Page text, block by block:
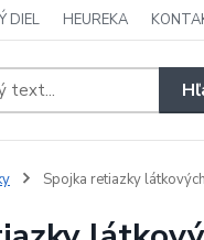
DIEL HEUREKA
Spojka retiazky